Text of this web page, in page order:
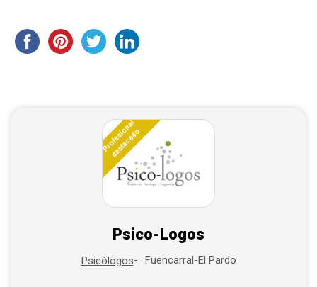
Profesional
destacado
Psico-Logos
Psicólogos Fuencarral-El Pardo